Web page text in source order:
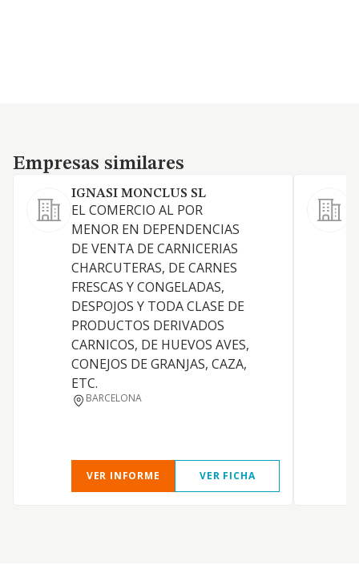
Empresas similares
Empresas similares
IGNASI MONCLUS SL
EL COMERCIO AL POR
MENOR EN DEPENDENCIAS
DE VENTA DE CARNICERIAS
CHARCUTERAS, DE CARNES
FRESCAS Y CONGELADAS,
DESPOJOS Y TODA CLASE DE
PRODUCTOS DERIVADOS
CARNICOS, DE HUEVOS AVES,
CONEJOS DE GRANJAS, CAZA,
ETC.
BARCELONA
VER INFORME VER FICHA